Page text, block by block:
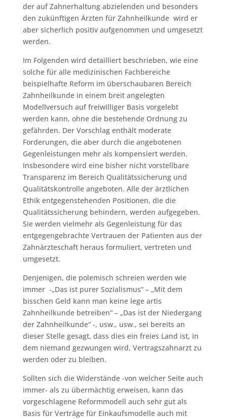
der auf Zahnerhaltung abzielenden und besonders
den zukünftigen Ärzten für Zahnheilkunde wird er
aber sicherlich positiv aufgenommen und umgesetzt
werden.
Im Folgenden wird detailliert beschrieben, wie eine
solche für alle medizinischen Fachbereiche
beispielhafte Reform im überschaubaren Bereich
Zahnheilkunde in einem breit angelegten
Modellversuch auf freiwilliger Basis vorgelebt
werden kann, ohne die bestehende Ordnung zu
gefährden. Der Vorschlag enthält moderate
Forderungen, die aber durch die angebotenen
Gegenleistungen mehr als kompensiert werden.
Insbesondere wird eine bisher nicht vorstellbare
Transparenz im Bereich Qualitätssicherung und
Qualitätskontrolle angeboten. Alle der ärztlichen
Ethik entgegenstehenden Positionen, die die
Qualitätssicherung behindern, werden aufgegeben.
Sie werden vielmehr als Gegenleistung für das
entgegengebrachte Vertrauen der Patienten aus der
Zahnärzteschaft heraus formuliert, vertreten und
umgesetzt.
Denjenigen, die polemisch schreien werden wie
immer -„Das ist purer Sozialismus“ – „Mit dem
bisschen Geld kann man keine lege artis
Zahnheilkunde betreiben“ – „Das ist der Niedergang
der Zahnheilkunde“ -, usw., usw., sei bereits an
dieser Stelle gesagt, dass dies ein freies Land ist, in
dem niemand gezwungen wird, Vertragszahnarzt zu
werden oder zu bleiben.
Sollten sich die Widerstände -von welcher Seite auch
immer- als zu übermächtig erweisen, kann das
vorgeschlagene Reformmodell auch sehr gut als
Basis für Verträge für Einkaufsmodelle auch mit